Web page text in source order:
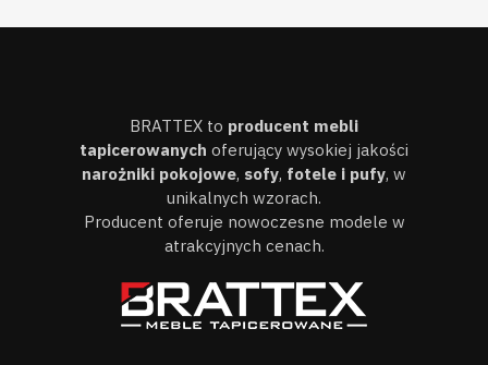
BRATTEX to producent mebli
tapicerowanych oferujący wysokiej jakości
narożniki pokojowe, sofy, fotele i pufy, w
unikalnych wzorach.
Producent oferuje nowoczesne modele w
atrakcyjnych cenach.